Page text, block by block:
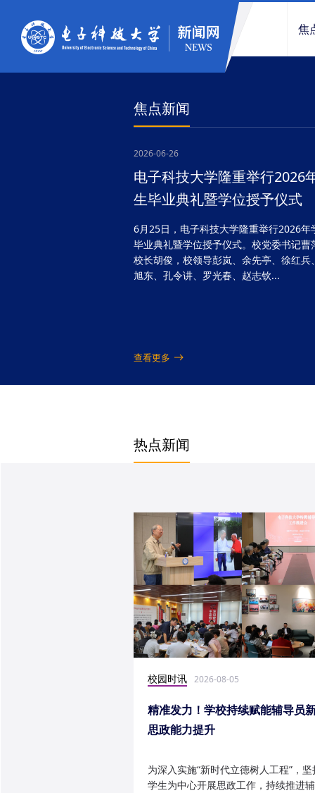
焦
焦点新闻
2026-06-26
电子科技大学隆重举行2026
生毕业典礼暨学位授予仪式
6月25日，电子科技大学隆重举行2026年
毕业典礼暨学位授予仪式。校党委书记曹
校长胡俊，校领导彭岚、余先亭、徐红兵
旭东、孔令讲、罗光春、赵志钦...
查看更多
热点新闻
校园时讯 2026-08-05
精准发力！学校持续赋能辅导员
思政能力提升
为深入实施“新时代立德树人工程”，
学生为中心开展思政工作，持续推进